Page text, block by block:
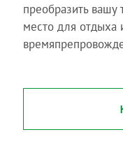
преобразить вашу
место для отдыха